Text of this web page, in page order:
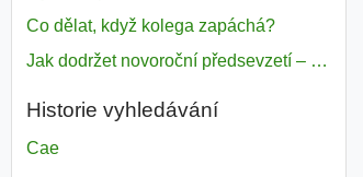
Co dělat, když kolega zapáchá?
Jak dodržet novoroční předsevzetí – naše tipy pro dobrý začátek roku 2018
Historie vyhledávání
Cae